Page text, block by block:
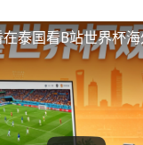
在泰国看B站世界杯